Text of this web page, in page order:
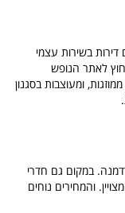
בשירות עצמי
לאתר הנופש
ומעוצבות בסגנון
במקום גם חדרי
והמחירים נוחים